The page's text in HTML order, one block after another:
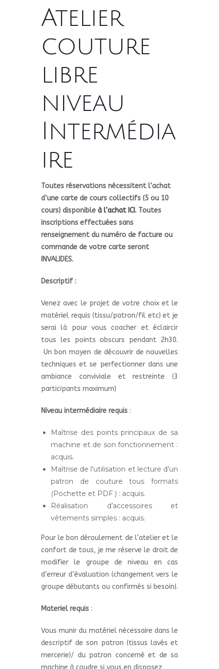
Atelier
couture
libre
niveau
Intermédia
ire
Toutes réservations nécessitent l’achat
d’une carte de cours collectifs (5 ou 10
cours) disponible à l’achat ICI. Toutes
inscriptions effectuées sans
renseignement du numéro de facture ou
commande de votre carte seront
INVALIDES.
Descriptif :
Venez avec le projet de votre choix et le
matériel requis (tissu/patron/fil etc) et je
serai là pour vous coacher et éclaircir
tous les points obscurs pendant 2h30.
Un bon moyen de découvrir de nouvelles
techniques et se perfectionner dans une
ambiance conviviale et restreinte (3
participants maximum)
Niveau intermédiaire requis :
Maîtrise des points principaux de sa
machine et de son fonctionnement :
acquis.
Maîtrise de l’utilisation et lecture d’un
patron de couture tous formats
(Pochette et PDF ) : acquis.
Réalisation d’accessoires et
vêtements simples : acquis.
Pour le bon déroulement de l’atelier et le
confort de tous, je me réserve le droit de
modifier le groupe de niveau en cas
d’erreur d’évaluation (changement vers le
groupe débutants ou confirmés si besoin).
Materiel requis :
Vous munir du matériel nécessaire dans le
descriptif de son patron (tissus lavés et
mercerie)/ du patron concerné et de sa
machine à coudre si vous en disposez.